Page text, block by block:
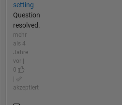
setting
Question
resolved.
mehr
als 4
Jahre
vor |
0
|
akzeptiert